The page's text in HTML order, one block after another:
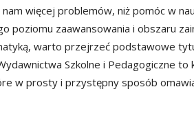
więcej problemów, niż pomóc w
poziomu zaawansowania i obszaru
warto przejrzeć podstawowe
Szkolne i Pedagogiczne to
w prosty i przystępny sposób